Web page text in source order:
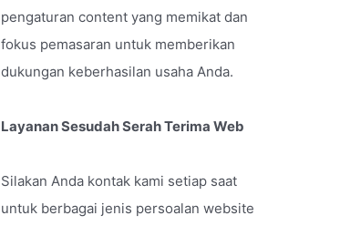
pengaturan content yang memikat dan
fokus pemasaran untuk memberikan
dukungan keberhasilan usaha Anda.
Layanan Sesudah Serah Terima Web
Silakan Anda kontak kami setiap saat
untuk berbagai jenis persoalan website